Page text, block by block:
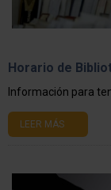
Horario de
Información para
LEER MÁS